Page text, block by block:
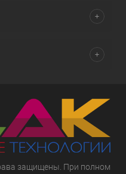
защищены. При полном